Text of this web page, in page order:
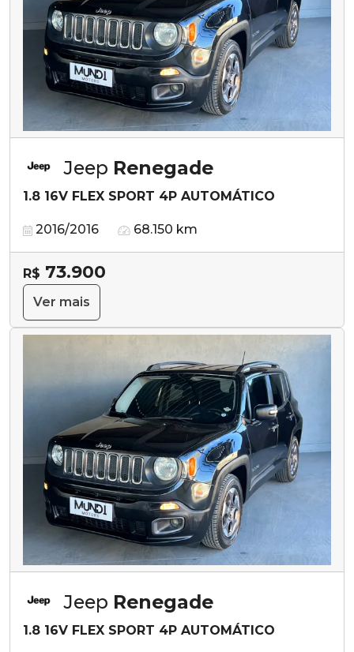
Jeep Renegade
1.8 16V FLEX SPORT 4P AUTOMÁTICO
2016/2016 68.150 km
R$ 73.900
Ver mais
Jeep Renegade
1.8 16V FLEX SPORT 4P AUTOMÁTICO